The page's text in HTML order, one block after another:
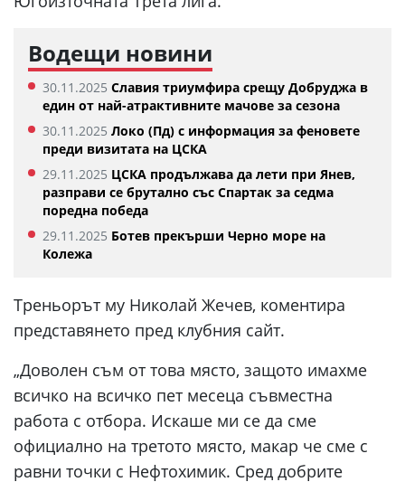
Водещи новини
30.11.2025 Славия триумфира срещу Добруджа в
един от най-атрактивните мачове за сезона
30.11.2025 Локо (Пд) с информация за феновете
преди визитата на ЦСКА
29.11.2025 ЦСКА продължава да лети при Янев,
разправи се брутално със Спартак за седма
поредна победа
29.11.2025 Ботев прекърши Черно море на
Колежа
Треньорът му Николай Жечев, коментира
представянето пред клубния сайт.
„Доволен съм от това място, защото имахме
всичко на всичко пет месеца съвместна
работа с отбора. Искаше ми се да сме
официално на третото място, макар че сме с
равни точки с Нефтохимик. Сред добрите